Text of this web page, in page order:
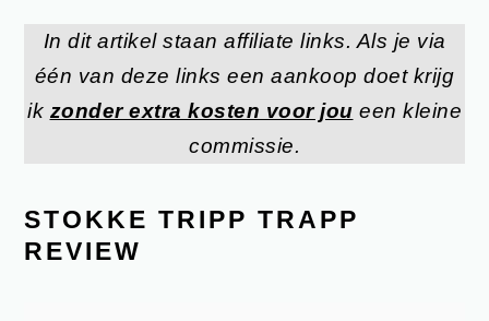
In dit artikel staan affiliate links. Als je via
één van deze links een aankoop doet krijg
ik zonder extra kosten voor jou een kleine
commissie.
STOKKE TRIPP TRAPP
REVIEW